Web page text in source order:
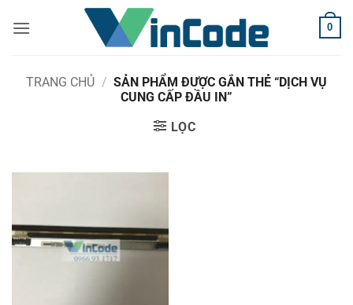
qua
0
TRANG CHỦ / SẢN PHẨM ĐƯỢC GẮN THẺ “DỊCH VỤ
CUNG CẤP ĐẦU IN”
LỌC